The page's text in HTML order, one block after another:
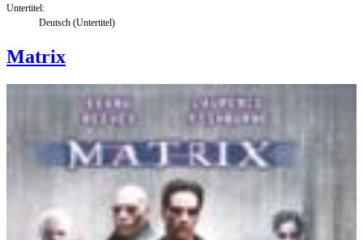
Untertitel:
Deutsch (Untertitel)
Matrix